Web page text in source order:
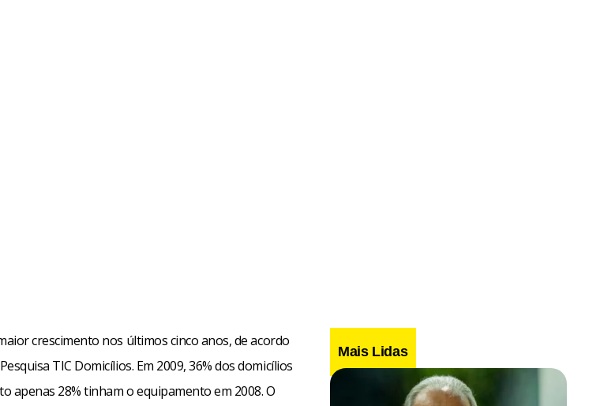
crescimento nos últimos cinco anos, de acordo
TIC Domicílios. Em 2009, 36% dos domicílios
apenas 28% tinham o equipamento em 2008. O
Mais Lidas